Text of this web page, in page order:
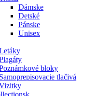
Dámske
Detské
Pánske
Unisex
bloky
Samoprepisovacie tlačivá